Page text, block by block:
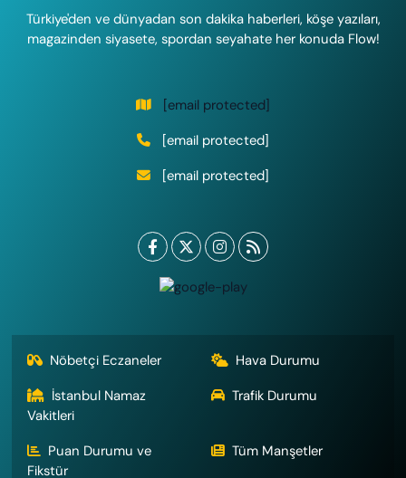
Türkiye'den ve dünyadan son dakika haberleri, köşe yazıları,
magazinden siyasete, spordan seyahate her konuda Flow!
[email protected]
[email protected]
[email protected]
Nöbetçi Eczaneler
Hava Durumu
İstanbul Namaz
Vakitleri
Trafik Durumu
Puan Durumu ve
Fikstür
Tüm Manşetler